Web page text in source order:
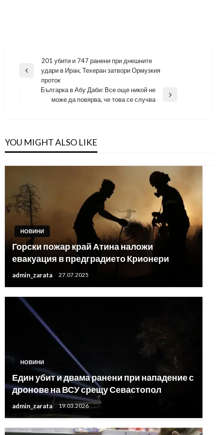
Навигация
Previous
201 убити и 747 ранени при днешните
удари в Иран, Техеран затвори Ормузкия
проток
Българка в Абу Даби: Все още никой не
може да повярва, че това се случва
YOU MIGHT ALSO LIKE
НОВИНИ
Горски пожар край Атина наложи
евакуация в предградието Крионери
admin_zarata 27.07.2025
НОВИНИ
Един убит и двама ранени при нападение с
дронове на ВСУ срещу Севастопол
admin_zarata 19.03.2026